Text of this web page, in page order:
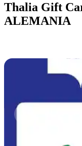
Thalia Gift
ALEMANIA